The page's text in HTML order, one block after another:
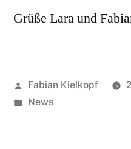
Grüße Lara und
Veröffentlicht
von
Fabian Kielkopf
Veröffentlicht
News